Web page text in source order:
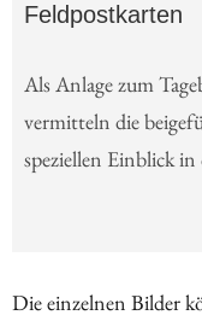
Feldpostkarten
Als Anlage zum
vermitteln die
speziellen Einblick
Die einzelnen Bilder